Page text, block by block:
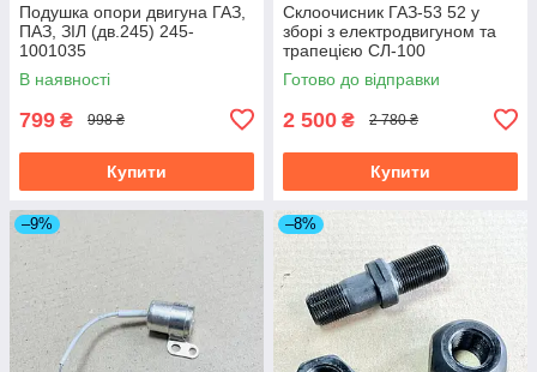
Подушка опори двигуна ГАЗ,
ПАЗ, ЗІЛ (дв.245) 245-
1001035
В наявності
799 ₴ 998 ₴
Купити
Склоочисник ГАЗ-53 52 у
зборі з електродвигуном та
трапецією СЛ-100
Готово до відправки
2 500 ₴ 2 780 ₴
Купити
–9% –8%